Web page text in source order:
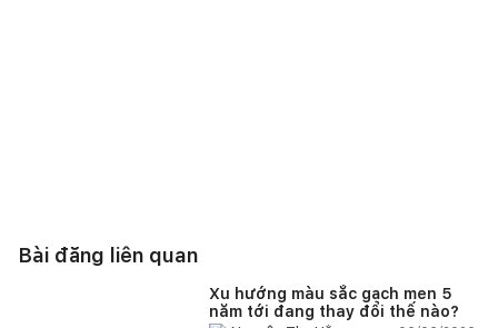
Bài đăng liên quan
Xu hướng màu sắc gạch men 5
năm tới đang thay đổi thế nào?